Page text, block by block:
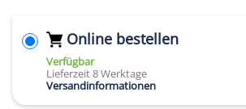
Online bestellen
Verfügbar
Lieferzeit 8 Werktage
Versandinformationen